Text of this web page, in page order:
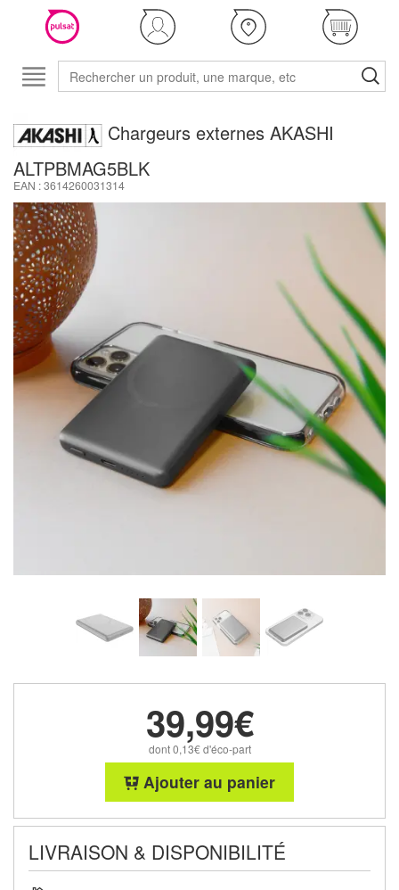
Chargeurs externes AKASHI
ALTPBMAG5BLK
EAN : 3614260031314
39,99€
dont 0,13€ d'éco-part
Ajouter au panier
LIVRAISON & DISPONIBILITÉ